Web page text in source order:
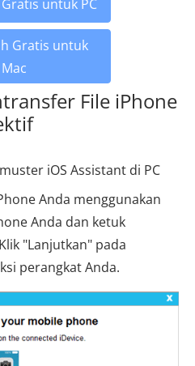
untuk PC
Gratis untuk
Mac
File iPhone
iOS Assistant di PC
Anda menggunakan
Anda dan ketuk
"Lanjutkan" pada
perangkat Anda.